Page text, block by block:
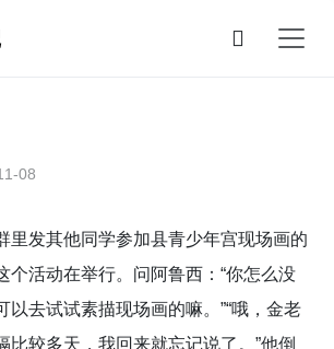
08
里发其他同学参加县青少年宫现场画的
个活动在举行。问阿鲁西：“你怎么没
以去试试素描现场画的嘛。”“哦，金老
比较多天，我回来就忘记说了。”他倒